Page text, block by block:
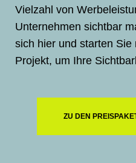
Vielzahl von
Unternehmen sichtbar
sich hier und starten
Projekt, um Ihre
ZU DEN